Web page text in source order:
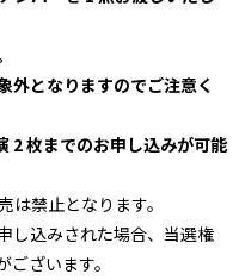
外となりますのでご注意く
2 枚までのお申し込みが可能
禁止となります。
し込みされた場合、当選権
ざいます。